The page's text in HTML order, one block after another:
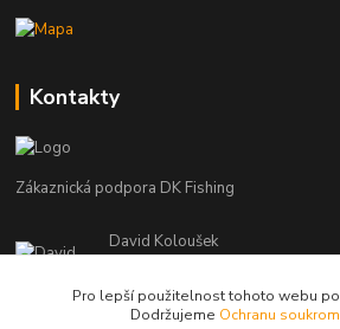
Kontakty
Zákaznická podpora DK Fishing
David Koloušek
(Po-Pá, 7-18 hod.)
Pro lepší použitelnost tohoto webu
Dodržujeme Ochranu